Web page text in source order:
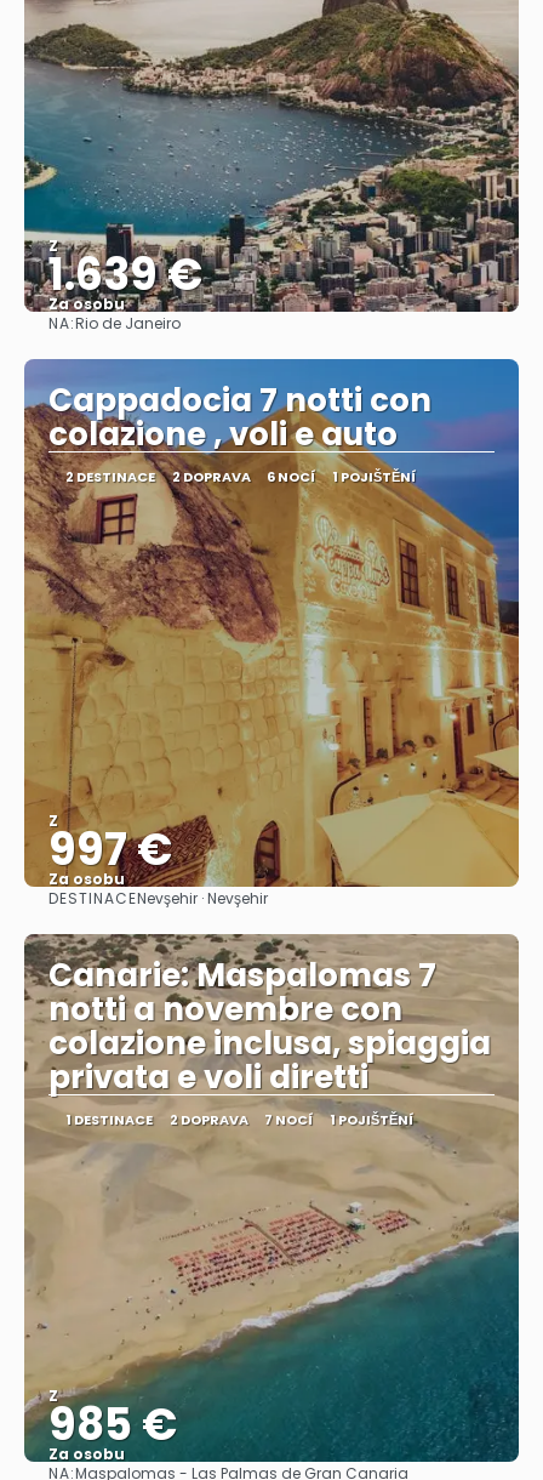
Z
1.639 €
Za osobu
NA:Rio de Janeiro
Cappadocia 7 notti con
colazione , voli e auto
2 DESTINACE 2 DOPRAVA 6 NOCÍ 1 POJIŠTĚNÍ
Z
997 €
Za osobu
Zobrazit
DESTINACENevşehir · Nevşehir
Canarie: Maspalomas 7
notti a novembre con
colazione inclusa, spiaggia
privata e voli diretti
1 DESTINACE 2 DOPRAVA 7 NOCÍ 1 POJIŠTĚNÍ
Z
985 €
Za osobu
NA:Maspalomas - Las Palmas de Gran Canaria